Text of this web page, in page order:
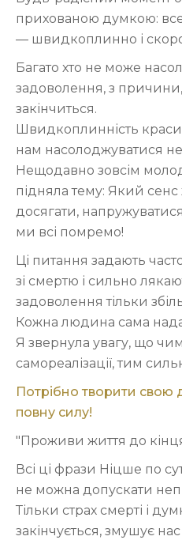
прихованою думкою:
— швидкоплинно і скоро
Багато хто не може
задоволення, з
закінчиться.
Швидкоплинність
нам насолоджуватися
Нещодавно зовсім
підняла тему: Який
досягати,
ми всі помремо!
Ці питання задають
зі смертю і сильно
задоволення тільки
Кожна людина сама
Я звернула увагу, що
самореалізації, тим
Потрібно творити свою
повну силу!
"Проживи життя до
Всі ці фрази Ніцше по
не можна допускати
Тільки страх смерті і
закінчується, змушує